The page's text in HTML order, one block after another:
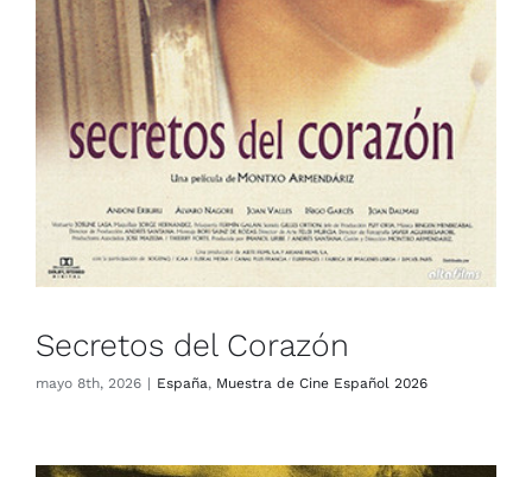
Secretos del Corazón
mayo 8th, 2026 | España, Muestra de Cine Español 2026